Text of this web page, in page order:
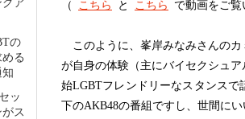
（
こちら と こちら で動画をご覧
このように、峯岸みなみさんのカ
が自身の体験（主にバイセクシュ
始LGBTフレンドリーなスタンス
下のAKB48の番組ですし、世間に
ア
の
る
ッ
ス